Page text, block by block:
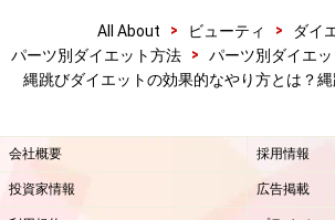
でも気軽にできる「縄跳びダイエット
行い、全身スリムアップを目指しまし
All About > ビューティ > ダイ
パーツ別ダイエット方法
> パーツ別ダイエ
縄跳びダイエットの効果的なやり方とは？縄
会社概要 採用情報
投資家情報 広告掲載